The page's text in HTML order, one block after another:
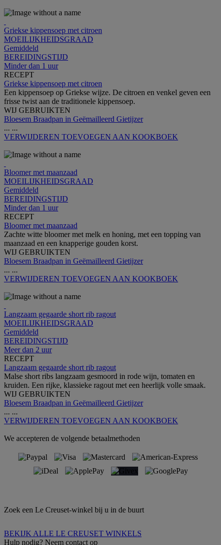
Griekse kippensoep met citroen
MOEILIJKHEIDSGRAAD
Gemiddeld
BEREIDINGSTIJD
Minder dan 1 uur
RECEPT
Griekse kippensoep met citroen
Een kippensoep op Griekse wijze. De citroen en venkel geven een
frisse twist aan de traditionele kippensoep.
WIJ GEBRUIKTEN
Bloesem Braadpan in Geëmailleerd Gietijzer
... ...
VERWIJDEREN TOEVOEGEN AAN KOOKBOEK
Bloomer met maanzaad
MOEILIJKHEIDSGRAAD
Gemiddeld
BEREIDINGSTIJD
Minder dan 1 uur
RECEPT
Bloomer met maanzaad
Zachte witte bloomer met melk en honing, met een topping van
maanzaad en een knapperige gouden korst.
WIJ GEBRUIKTEN
Bloesem Braadpan in Geëmailleerd Gietijzer
... ...
VERWIJDEREN TOEVOEGEN AAN KOOKBOEK
Langzaam gegaarde short rib ragout
MOEILIJKHEIDSGRAAD
Gemiddeld
BEREIDINGSTIJD
Meer dan 2 uur
RECEPT
Langzaam gegaarde short rib ragout
Malse short ribs langzaam gesmoord in rode wijn, tomaten en
kruiden. Een rijke, klassieke ragout met een heerlijk volle smaak.
WIJ GEBRUIKTEN
Bloesem Braadpan in Geëmailleerd Gietijzer
... ...
VERWIJDEREN TOEVOEGEN AAN KOOKBOEK
We accepteren de volgende betaalmethoden
Zoek een Le Creuset-winkel bij u in de buurt
BEKIJK ALLE LE CREUSET WINKELS
Hulp nodig? Neem contact op